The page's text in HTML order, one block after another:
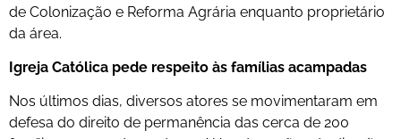
de Colonização e Reforma Agrária enquanto proprietário
da área.
Igreja Católica pede respeito às famílias acampadas
Nos últimos dias, diversos atores se movimentaram em
defesa do direito de permanência das cerca de 200